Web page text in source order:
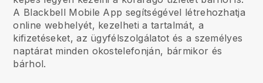
A Blackbell Mobile App segítségével létrehozhatja
online webhelyét, kezelheti a tartalmát, a
kifizetéseket, az ügyfélszolgálatot és a személyes
naptárat minden okostelefonján, bármikor és
bárhol.